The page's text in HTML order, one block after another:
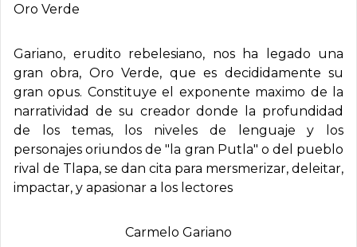
Oro Verde
Gariano, erudito rebelesiano, nos ha legado una
gran obra, Oro Verde, que es decididamente su
gran opus. Constituye el exponente maximo de la
narratividad de su creador donde la profundidad
de los temas, los niveles de lenguaje y los
personajes oriundos de "la gran Putla" o del pueblo
rival de Tlapa, se dan cita para mersmerizar, deleitar,
impactar, y apasionar a los lectores
Carmelo Gariano